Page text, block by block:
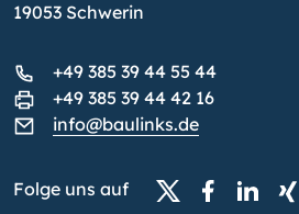
19053 Schwerin
+49 385 39 44 55 44
+49 385 39 44 42 16
info@baulinks.de
Folge uns auf